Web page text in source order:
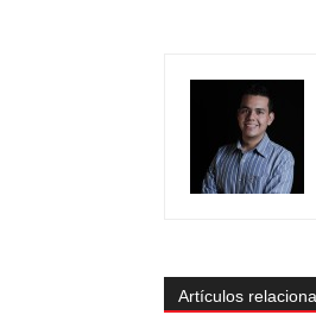
Artículos